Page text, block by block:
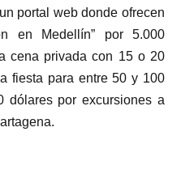
portal web donde ofrecen
en Medellín” por 5.000
cena privada con 15 o 20
fiesta para entre 50 y 100
dólares por excursiones a